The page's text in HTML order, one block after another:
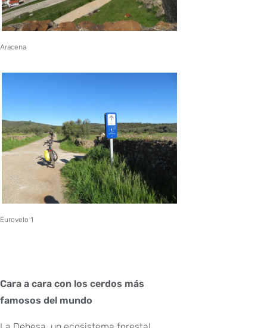
Aracena
Eurovelo 1
Cara a cara con los cerdos más
famosos del mundo